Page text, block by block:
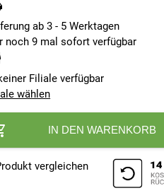
ab 3 - 5 Werktagen
noch 9 mal sofort verfügbar
Filiale verfügbar
wählen
IN DEN WARENKORB
vergleichen